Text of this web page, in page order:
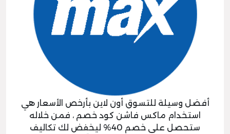
أفضل وسيلة للتسوق أون لاين بأرخص الأسعار هي
استخدام ماكس فاشن كود خصم ، فمن خلاله
ستحصل على خصم 40% ليخفض لك تكاليف